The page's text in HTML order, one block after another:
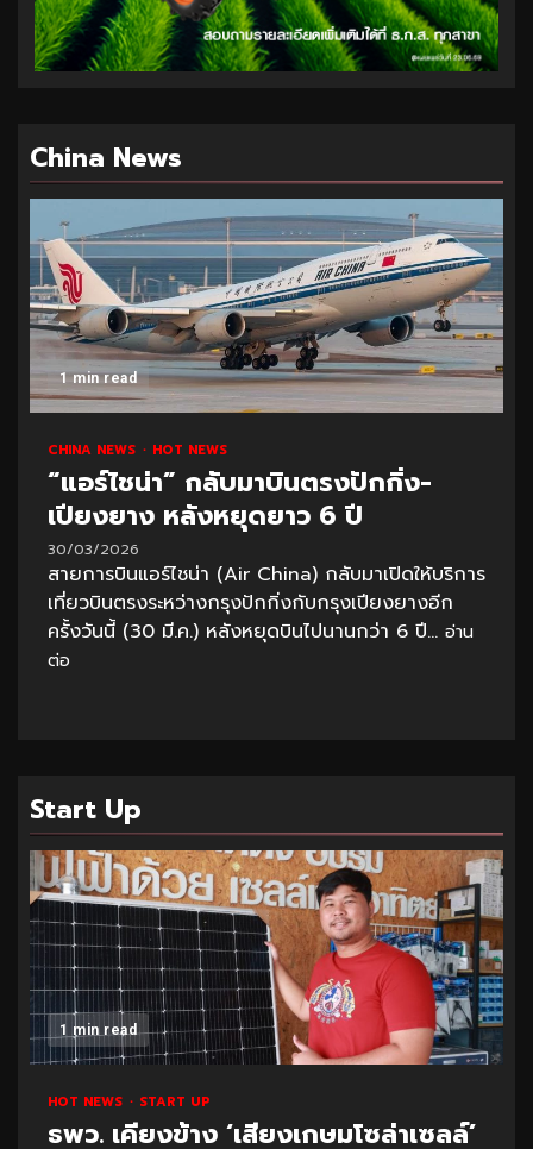
China News
1 min read
CHINA NEWS HOT NEWS
“แอร์ไชน่า” กลับมาบินตรงปักกิ่ง-
เปียงยาง หลังหยุดยาว 6 ปี
30/03/2026
สายการบินแอร์ไชน่า (Air China) กลับมาเปิดให้บริการ
เที่ยวบินตรงระหว่างกรุงปักกิ่งกับกรุงเปียงยางอีก
ครั้งวันนี้ (30 มี.ค.) หลังหยุดบินไปนานกว่า 6 ปี... อ่าน
ต่อ
Start Up
1 min read
HOT NEWS START UP
ธพว. เคียงข้าง ‘เสียงเกษมโซล่าเซลล์’